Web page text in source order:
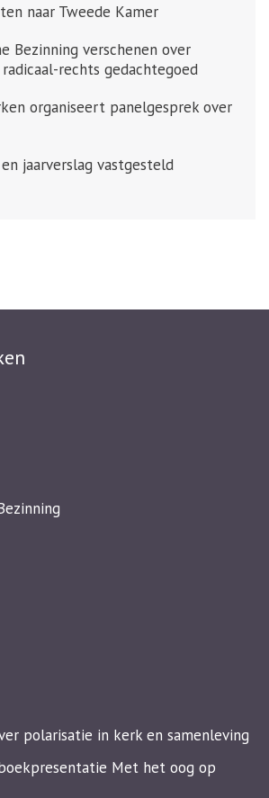
naar Tweede Kamer
Bezinning verschenen over
rechts gedachtegoed
organiseert panelgesprek over
jaarverslag vastgesteld
polarisatie in kerk en samenleving
Met het oog op